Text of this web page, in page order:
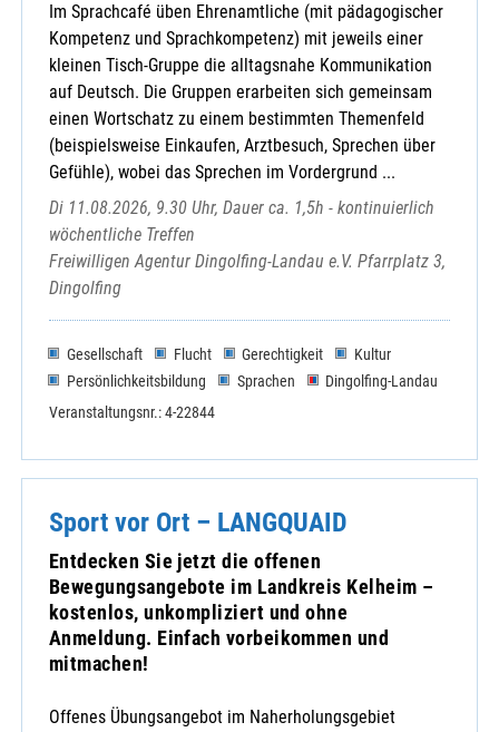
Im Sprachcafé üben Ehrenamtliche (mit pädagogischer
Kompetenz und Sprachkompetenz) mit jeweils einer
kleinen Tisch-Gruppe die alltagsnahe Kommunikation
auf Deutsch. Die Gruppen erarbeiten sich gemeinsam
einen Wortschatz zu einem bestimmten Themenfeld
(beispielsweise Einkaufen, Arztbesuch, Sprechen über
Gefühle), wobei das Sprechen im Vordergrund ...
Di 11.08.2026, 9.30 Uhr, Dauer ca. 1,5h - kontinuierlich
wöchentliche Treffen
Freiwilligen Agentur Dingolfing-Landau e.V. Pfarrplatz 3,
Dingolfing
Gesellschaft Flucht Gerechtigkeit
Kultur
Persönlichkeitsbildung
Sprachen
Dingolfing-Landau
Veranstaltungsnr.: 4-22844
Sport vor Ort – LANGQUAID
Entdecken Sie jetzt die offenen
Bewegungsangebote im Landkreis Kelheim –
kostenlos, unkompliziert und ohne
Anmeldung. Einfach vorbeikommen und
mitmachen!
Offenes Übungsangebot im Naherholungsgebiet